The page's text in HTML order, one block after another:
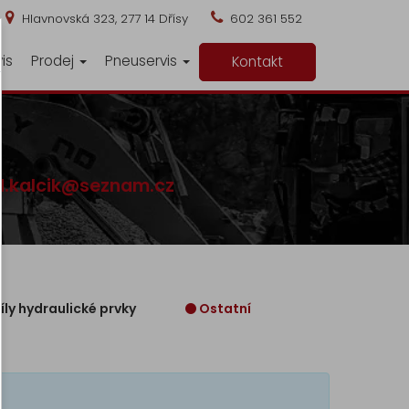
Hlavnovská 323, 277 14 Dřísy 602 361 552
Prodej Pneuservis Kontakt
hydraulické prvky Ostatní